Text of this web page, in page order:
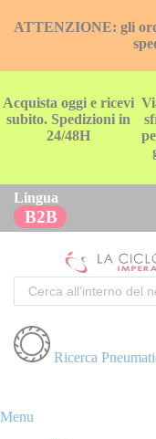
ATTENZIONE: gli
Acquista oggi e ricevi
subito. Spedizioni in
24/48H
Lingua
B2B
Cerca
Ricerca
Menu